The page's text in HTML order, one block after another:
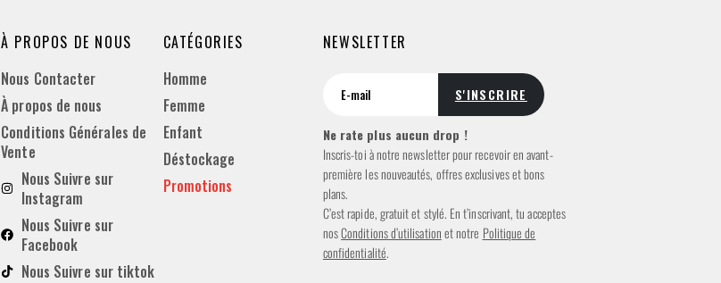
À PROPOS DE NOUS
Nous Contacter
À propos de nous
Conditions Générales de
Vente
Nous Suivre sur
Instagram
Nous Suivre sur
Facebook
Nous Suivre sur tiktok
CATÉGORIES
Homme
Femme
Enfant
Déstockage
Promotions
NEWSLETTER
Ne rate plus aucun drop !
Inscris-toi à notre newsletter pour recevoir en avant-
première les nouveautés, offres exclusives et bons
plans.
C’est rapide, gratuit et stylé. En t’inscrivant, tu acceptes
nosConditions d’utilisationet notre Politique de
confidentialité.